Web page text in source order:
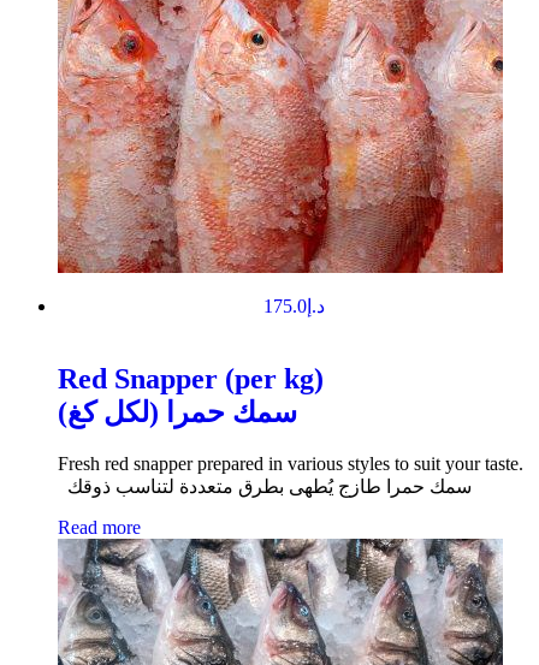
د.إ175.0
Red Snapper (per kg)
سمك حمرا (لكل كغ)
Fresh red snapper prepared in various styles to suit your taste.
سمك حمرا طازج يُطهى بطرق متعددة لتناسب ذوقك
Read more